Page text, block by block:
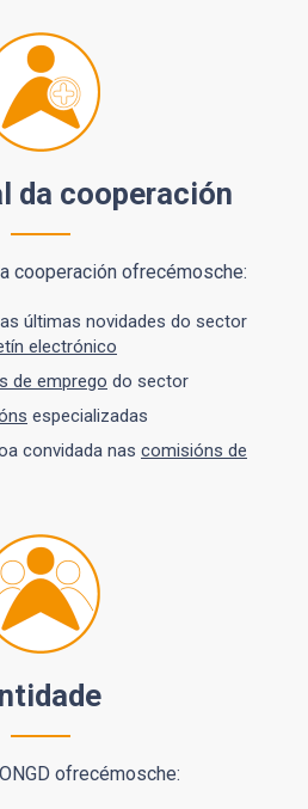
da cooperación
cooperación ofrecémosche:
últimas novidades do sector
electrónico
de emprego do sector
especializadas
convidada nas comisións de
ofrecémosche: